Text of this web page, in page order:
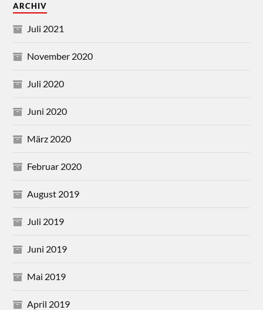
ARCHIV
Juli 2021
November 2020
Juli 2020
Juni 2020
März 2020
Februar 2020
August 2019
Juli 2019
Juni 2019
Mai 2019
April 2019